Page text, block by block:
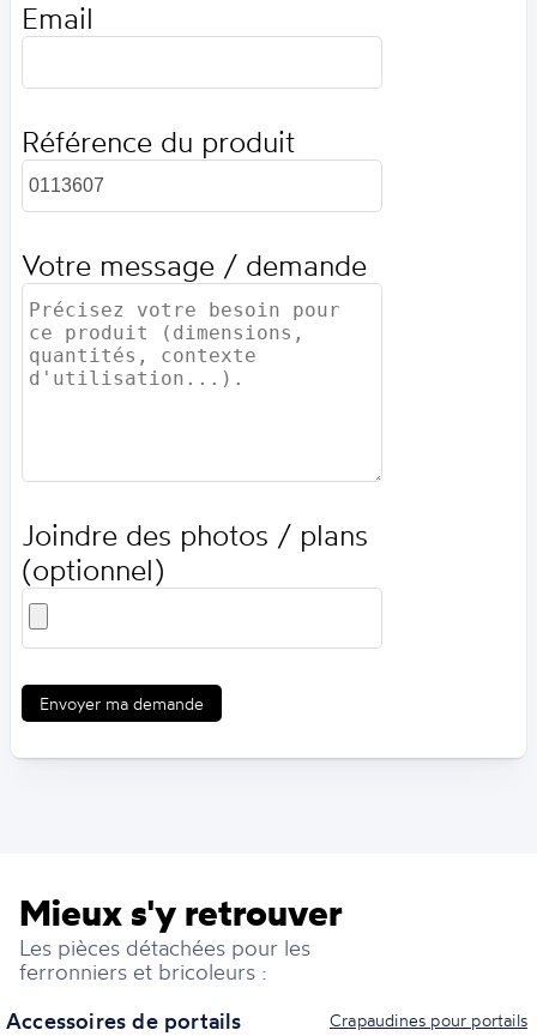
Email
Référence du produit
Votre message / demande
Joindre des photos / plans
(optionnel)
Envoyer ma demande
Mieux s'y retrouver
Les pièces détachées pour les
ferronniers et bricoleurs :
Accessoires de portails
Crapaudines pour portails